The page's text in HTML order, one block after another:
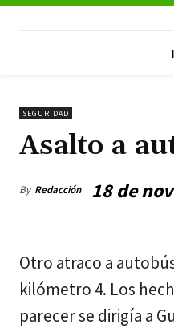
SEGURIDAD
Asalto a
By Redacción 18 de
Otro atraco a
kilómetro 4. Los
parecer se dirigía a